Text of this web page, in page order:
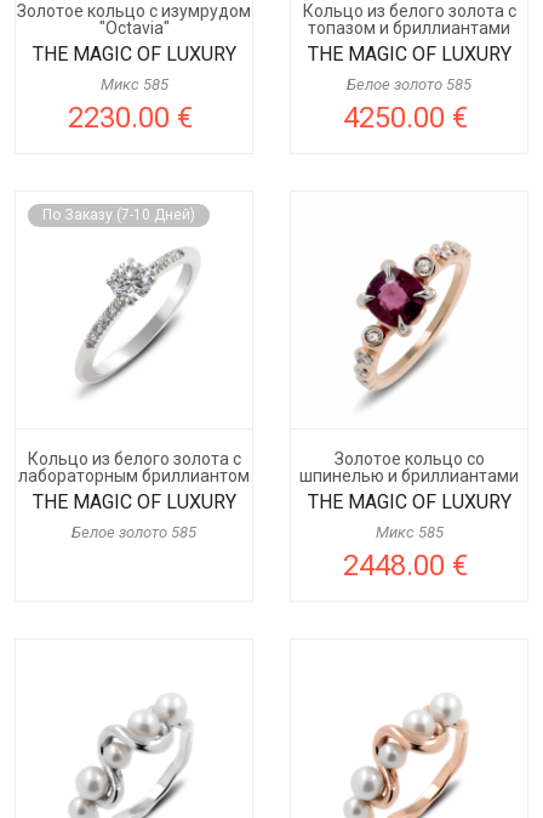
Золотое кольцо с изумрудом
"Octavia"
THE MAGIC OF LUXURY
Микс 585
2230.00 €
Кольцо из белого золота с
топазом и бриллиантами
THE MAGIC OF LUXURY
Белое золото 585
4250.00 €
По Заказу (7-10 Дней)
Кольцо из белого золота с
лабораторным бриллиантом
THE MAGIC OF LUXURY
Белое золото 585
Золотое кольцо со
шпинелью и бриллиантами
THE MAGIC OF LUXURY
Микс 585
2448.00 €